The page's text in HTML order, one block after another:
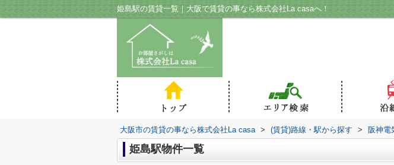
姫島駅の賃貸一覧｜大阪で賃貸の事なら株式会社La casaへ！
大阪市の賃貸の事なら株式会社La casa > (賃貸)路線・駅から探す > 阪神電
姫島駅物件一覧